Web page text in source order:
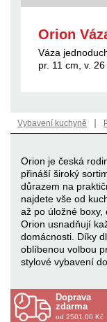
Orion
Váza
pr. 11 cm, v. 26
Vybavení kuchyně |
Orion je česká
přináší široký
důrazem na
najdete vše od
až po úložné
Orion usnadňují
domácnosti. Díky
oblíbenou volbou
stylové vybavení
Doprava
zdarma
od 2501.00 Kč